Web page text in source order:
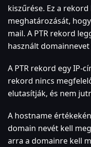
kiszűrése. Ez a
meghatározását,
mail. A PTR rekord
használt
A PTR rekord egy IP-
rekord nincs
elutasítják, és nem
A hostname
domain nevét kell
arra a domainre kell